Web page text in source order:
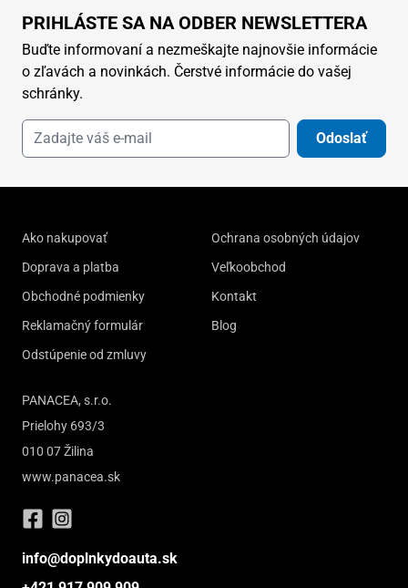
PRIHLÁSTE SA NA ODBER NEWSLETTERA
Buďte informovaní a nezmeškajte najnovšie informácie
o zľavách a novinkách. Čerstvé informácie do vašej
schránky.
Odoslať
Ako nakupovať
Doprava a platba
Obchodné podmienky
Reklamačný formulár
Odstúpenie od zmluvy
Ochrana osobných údajov
Veľkoobchod
Kontakt
Blog
PANACEA, s.r.o.
Prielohy 693/3
010 07 Žilina
www.panacea.sk
info@doplnkydoauta.sk